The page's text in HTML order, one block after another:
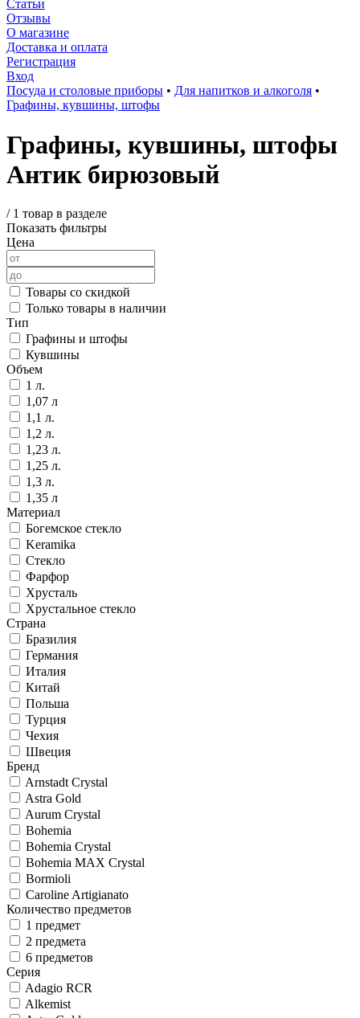
Статьи
Отзывы
О магазине
Доставка и оплата
Регистрация
Вход
Посуда и столовые приборы • Для напитков и алкоголя •
Графины, кувшины, штофы
Графины, кувшины, штофы
Антик бирюзовый
/ 1 товар в разделе
Показать фильтры
Цена
Товары со скидкой
Только товары в наличии
Тип
Графины и штофы
Кувшины
Объем
1 л.
1,07 л
1,1 л.
1,2 л.
1,23 л.
1,25 л.
1,3 л.
1,35 л
Материал
Богемское стекло
Keramika
Стекло
Фарфор
Хрусталь
Хрустальное стекло
Страна
Бразилия
Германия
Италия
Китай
Польша
Турция
Чехия
Швеция
Бренд
Arnstadt Crystal
Astra Gold
Aurum Crystal
Bohemia
Bohemia Crystal
Bohemia MAX Crystal
Bormioli
Caroline Artigianato
Количество предметов
1 предмет
2 предмета
6 предметов
Серия
Adagio RCR
Alkemist